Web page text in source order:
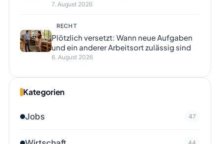
7. August 2026
RECHT
Plötzlich versetzt: Wann neue Aufgaben
und ein anderer Arbeitsort zulässig sind
6. August 2026
Kategorien
Jobs 47